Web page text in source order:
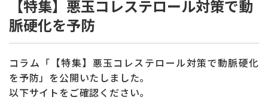
【特集】悪玉コレステロール対策で動
脈硬化を予防
コラム「【特集】悪玉コレステロール対策で動脈硬化
を予防」を公開いたしました。
以下サイトをご確認ください。